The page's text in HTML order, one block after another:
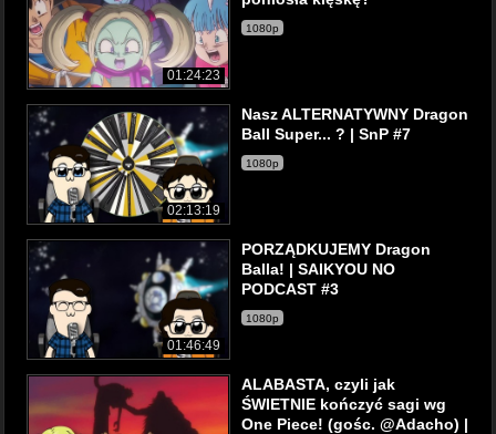
01:24:23
1080p
02:13:19
Nasz ALTERNATYWNY Dragon
Ball Super... ? | SnP #7
1080p
01:46:49
PORZĄDKUJEMY Dragon
Balla! | SAIKYOU NO
PODCAST #3
1080p
ALABASTA, czyli jak
ŚWIETNIE kończyć sagi wg
One Piece! (gośc. @Adacho) |